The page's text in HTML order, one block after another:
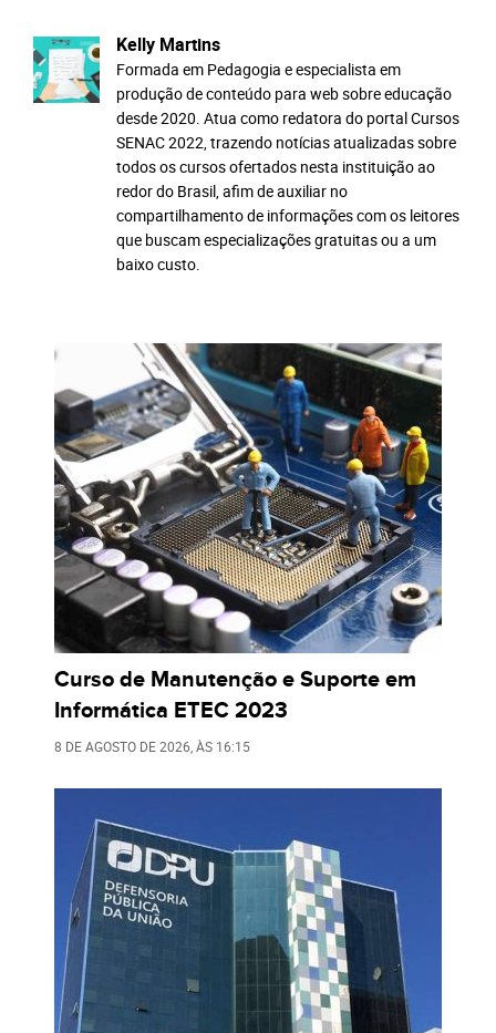
Kelly Martins
Formada em Pedagogia e especialista em
produção de conteúdo para web sobre educação
desde 2020. Atua como redatora do portal Cursos
SENAC 2022, trazendo notícias atualizadas sobre
todos os cursos ofertados nesta instituição ao
redor do Brasil, afim de auxiliar no
compartilhamento de informações com os leitores
que buscam especializações gratuitas ou a um
baixo custo.
Curso de Manutenção e Suporte em
Informática ETEC 2023
8 DE AGOSTO DE 2026 , ÀS 16:15